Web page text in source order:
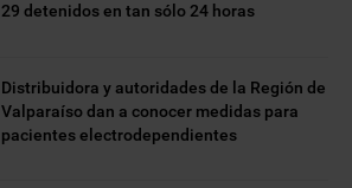
29 detenidos en tan sólo 24 horas
Distribuidora y autoridades de la Región de
Valparaíso dan a conocer medidas para
pacientes electrodependientes